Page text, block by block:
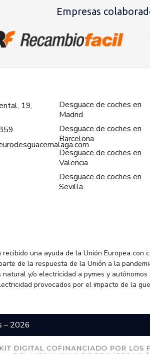
Empresas
19,
Desguace de coches en
Madrid
Desguace de coches en
Barcelona
Desguace de coches en
Valencia
Desguace de coches en
Sevilla
recibido una ayuda de la Unión Europea con
de la respuesta de la Unión a la
y/o electricidad a pymes y
provocados por el impacto de la
– 2026